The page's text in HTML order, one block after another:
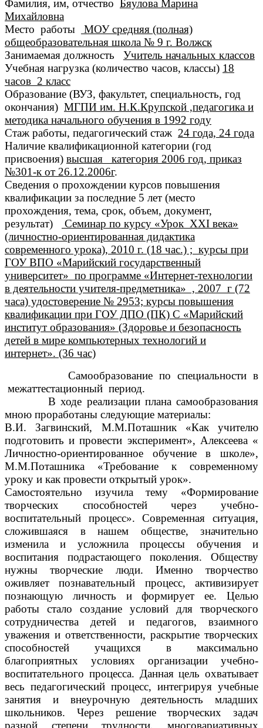
Фамилия, им, отчество
Бяулова Марина
Михайловна
Место работы
МОУ средняя (полная)
общеобразовательная школа № 9 г. Волжск
Занимаемая должность Учитель начальных классов
Учебная нагрузка (количество часов, классы) 18
часов 2 класс
Образование (ВУЗ, факультет, специальность, год
окончания) МГПИ им. Н.К.Крупской ,педагогика и
методика начального обучения в 1992 году
Стаж работы, педагогический стаж 24 года, 24 года
Наличие квалификационной категории (год
присвоения) высшая категория 2006 год, приказ
№301-к от 26.12.2006г.
Сведения о прохождении курсов повышения
квалификации за последние 5 лет (место
прохождения, тема, срок, объем, документ,
результат)
Семинар по курсу «Урок XXI века»
(личностно-ориентированная дидактика
современного урока), 2010 г. (18 час.) ; курсы при
ГОУ ВПО «Марийский государственный
университет» по программе «Интернет-технологии
в деятельности учителя-предметника» , 2007 г (72
часа) удостоверение № 2953; курсы повышения
квалификации при ГОУ ДПО (ПК) С «Марийский
институт образования» (Здоровье и безопасность
детей в мире компьютерных технологий и
интернет». (36 час)
Самообразование по специальности в
межаттестационный период.
В ходе реализации плана самообразования
мною проработаны следующие материалы:
В.И. Загвинский, М.М.Поташник «Как учителю
подготовить и провести эксперимент», Алексеева «
Личностно-ориентированное обучение в школе»,
М.М.Поташника «Требование к современному
уроку и как провести открытый урок».
Самостоятельно изучила тему «Формирование
творческих способностей через
учебно-
воспитательный процесс». Современная ситуация,
сложившаяся в нашем обществе, значительно
изменила и усложнила процессы обучения и
воспитания подрастающего поколения. Обществу
нужны творческие люди. Именно творчество
оживляет познавательный процесс, активизирует
познающую личность и формирует ее. Целью
работы стало создание условий для творческого
сотрудничества детей и педагогов, взаимного
уважения и ответственности, раскрытие творческих
способностей учащихся в максимально
благоприятных условиях организации учебно-
воспитательного процесса. Данная цель охватывает
весь педагогический процесс, интегрируя учебные
занятия и внеурочную деятельность младших
школьников. Через решение творческих задач
разной степени трудности, многовариативных